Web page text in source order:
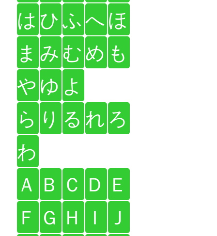
は ひふへほ
ま み むめ も
や ゆ よ
ら り る れ ろ
わ
Ａ Ｂ Ｃ Ｄ Ｅ
Ｆ Ｇ Ｈ Ｉ
Ｊ